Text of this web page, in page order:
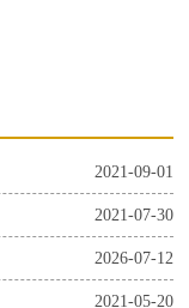
2021-09-01
2021-07-30
2026-07-12
2021-05-20